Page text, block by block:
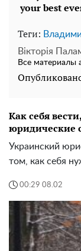
Теги:
Вікторія
Все материалы
Как себя
юридические
Украинский
том, как себя
00:29 08.02